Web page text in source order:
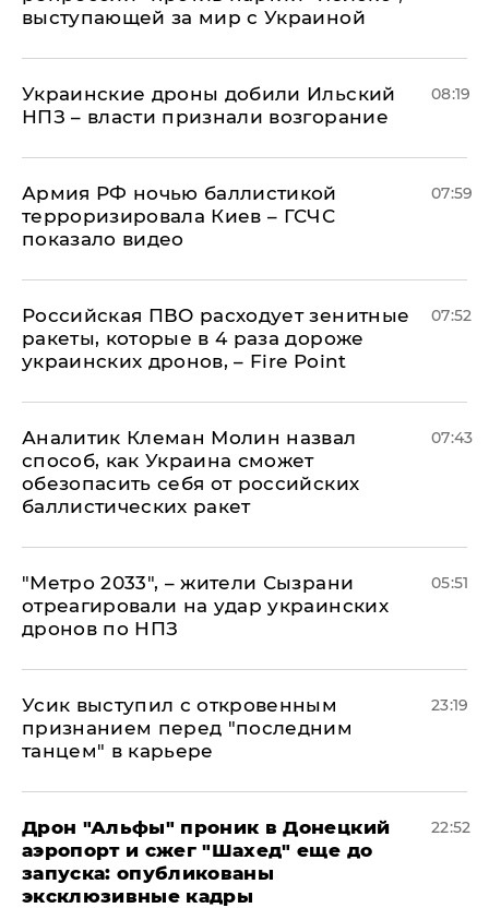
выступающей за мир с Украиной
Украинские дроны добили Ильский
НПЗ – власти признали возгорание
08:19
Армия РФ ночью баллистикой
терроризировала Киев – ГСЧС
показало видео
07:59
Российская ПВО расходует зенитные
ракеты, которые в 4 раза дороже
украинских дронов, – Fire Point
07:52
Аналитик Клеман Молин назвал
способ, как Украина сможет
обезопасить себя от российских
баллистических ракет
07:43
"Метро 2033", – жители Сызрани
отреагировали на удар украинских
дронов по НПЗ
05:51
Усик выступил с откровенным
признанием перед "последним
танцем" в карьере
23:19
Дрон "Альфы" проник в Донецкий
аэропорт и сжег "Шахед" еще до
запуска: опубликованы
эксклюзивные кадры
22:52